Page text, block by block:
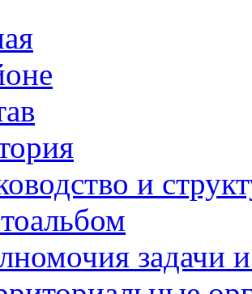
и
задачи